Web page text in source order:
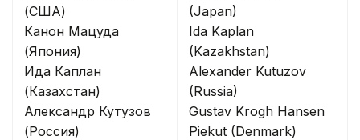
(США)
Канон Мацуда
(Япония)
Ида Каплан
(Казахстан)
Александр Кутузов
(Россия)
(Japan)
Ida Kaplan
(Kazakhstan)
Alexander Kutuzov
(Russia)
Gustav Krogh Hansen
Piekut (Denmark)